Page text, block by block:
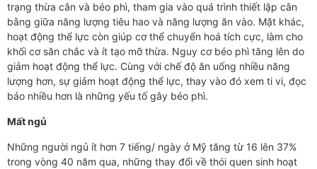
trạng thừa cân và béo phì, tham gia vào quá trình thiết lập cân
bằng giữa năng lượng tiêu hao và năng lượng ăn vào. Mặt khác,
hoạt động thể lực còn giúp cơ thể chuyển hoá tích cực, làm cho
khối cơ săn chắc và ít tạo mỡ thừa. Nguy cơ béo phì tăng lên do
giảm hoạt động thể lực. Cùng với chế độ ăn uống nhiều năng
lượng hơn, sự giảm hoạt động thể lực, thay vào đó xem ti vi, đọc
báo nhiều hơn là những yếu tố gây béo phì.
Mất ngủ
Những người ngủ ít hơn 7 tiếng/ ngày ở Mỹ tăng từ 16 lên 37%
trong vòng 40 năm qua, những thay đổi về thói quen sinh hoạt